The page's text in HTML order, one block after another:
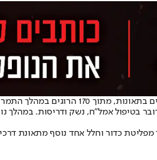
מפליטת כדור וחלל אחד נוסף מתאונת